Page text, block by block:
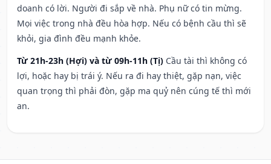
doanh có lời. Người đi sắp về nhà. Phụ nữ có tin mừng.
Mọi việc trong nhà đều hòa hợp. Nếu có bệnh cầu thì sẽ
khỏi, gia đình đều mạnh khỏe.
Từ 21h-23h (Hợi) và từ 09h-11h (Tị) Cầu tài thì không có
lợi, hoặc hay bị trái ý. Nếu ra đi hay thiệt, gặp nạn, việc
quan trọng thì phải đòn, gặp ma quỷ nên cúng tế thì mới
an.